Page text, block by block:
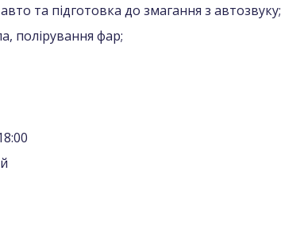
та підготовка до змагання з автозвуку;
полірування фар;